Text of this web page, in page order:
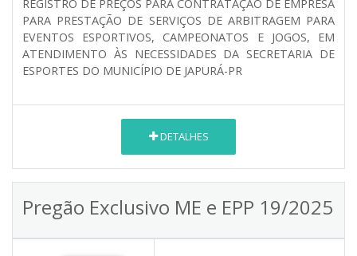
REGISTRO DE PREÇOS PARA CONTRATAÇÃO DE EMPRESA
PARA PRESTAÇÃO DE SERVIÇOS DE ARBITRAGEM PARA
EVENTOS ESPORTIVOS, CAMPEONATOS E JOGOS, EM
ATENDIMENTO ÀS NECESSIDADES DA SECRETARIA DE
ESPORTES DO MUNICÍPIO DE JAPURÁ-PR
DETALHES
Pregão Exclusivo ME e EPP 19/2025